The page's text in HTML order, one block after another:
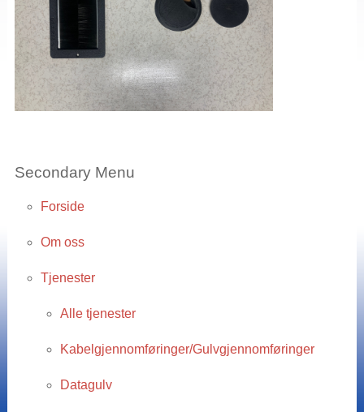
Secondary Menu
Forside
Om oss
Tjenester
Alle tjenester
Kabelgjennomføringer/Gulvgjennomføringer
Datagulv